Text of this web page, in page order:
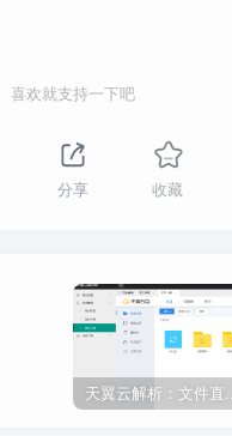
喜欢就支持一下吧
分享 收藏